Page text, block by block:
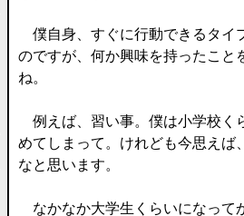
僕自身、すぐに行動できるタイ
のですが、何か興味を持ったこと
ね。
例えば、習い事。僕は小学校く
めてしまって。けれども今思えば
なと思います。
なかなか大学生くらいになって